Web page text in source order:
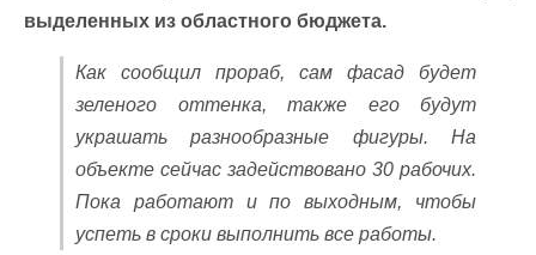
выделенных из областного бюджета.
Как сообщил прораб, сам фасад будет
зеленого оттенка, также его будут
украшать разнообразные фигуры. На
объекте сейчас задействовано 30 рабочих.
Пока работают и по выходным, чтобы
успеть в сроки выполнить все работы.